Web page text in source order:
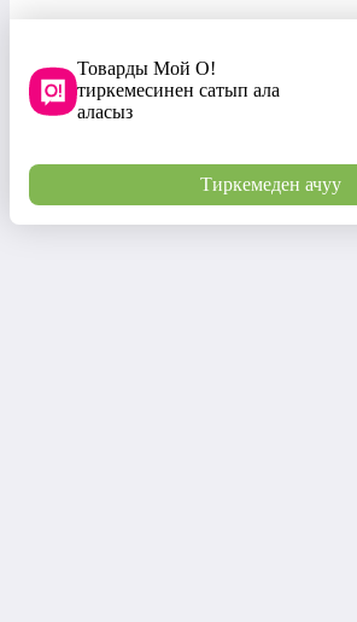
Товарды Мой О!
тиркемесинен сатып ала
аласыз
Тиркемеден ачуу